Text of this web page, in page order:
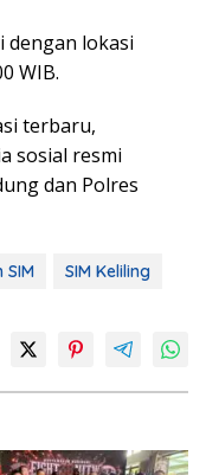
dengan lokasi
WIB.
terbaru,
sosial resmi
dan Polres
SIM Keliling